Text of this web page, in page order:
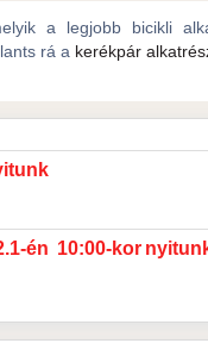
a legjobb bicikli
rá a kerékpár
én 10:00-kor